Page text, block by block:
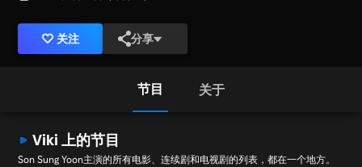
关注 分享
节目 关于
Viki 上的节目
Son Sung Yoon主演的所有电影、连续剧和电视剧的列表，都在一个地方。